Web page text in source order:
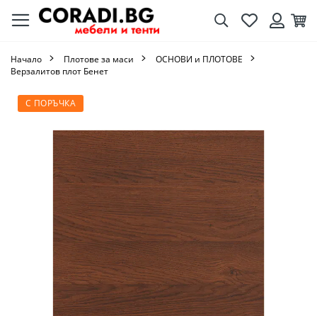
ТърсенеЛюбими
Начало Плотове за маси
ОСНОВИ и ПЛОТОВЕ
Верзалитов плот Бенет
С ПОРЪЧКА
Преминете
към
галерията
изображенията